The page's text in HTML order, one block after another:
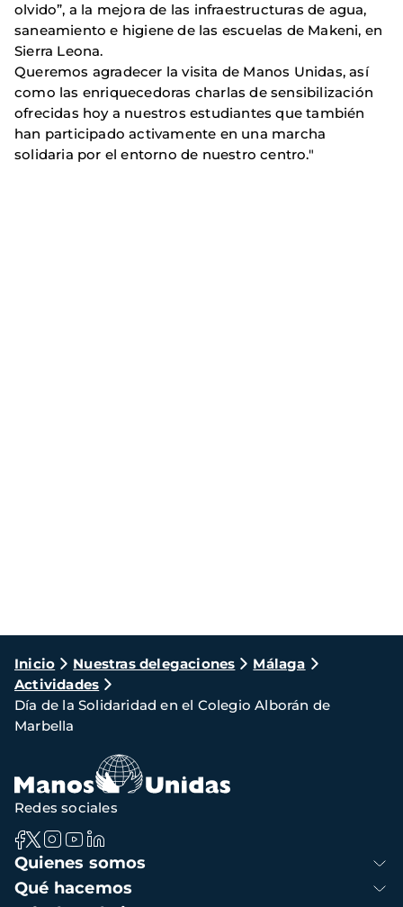
olvido”, a la mejora de las infraestructuras de agua,
saneamiento e higiene de las escuelas de Makeni, en
Sierra Leona.
Queremos agradecer la visita de Manos Unidas, así
como las enriquecedoras charlas de sensibilización
ofrecidas hoy a nuestros estudiantes que también
han participado activamente en una marcha
solidaria por el entorno de nuestro centro."
Ruta
de
navegación
Inicio Nuestras delegaciones
Málaga
Actividades
Día de la Solidaridad en el Colegio Alborán de
Marbella
Navegación
principal
Quienes somos
Qué hacemos
Redes sociales